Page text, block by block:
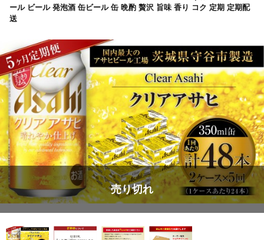
ール ビール 発泡酒 缶ビール 缶 晩酌 贅沢 旨味 香り コク 定期 定期配
送
売り切れ